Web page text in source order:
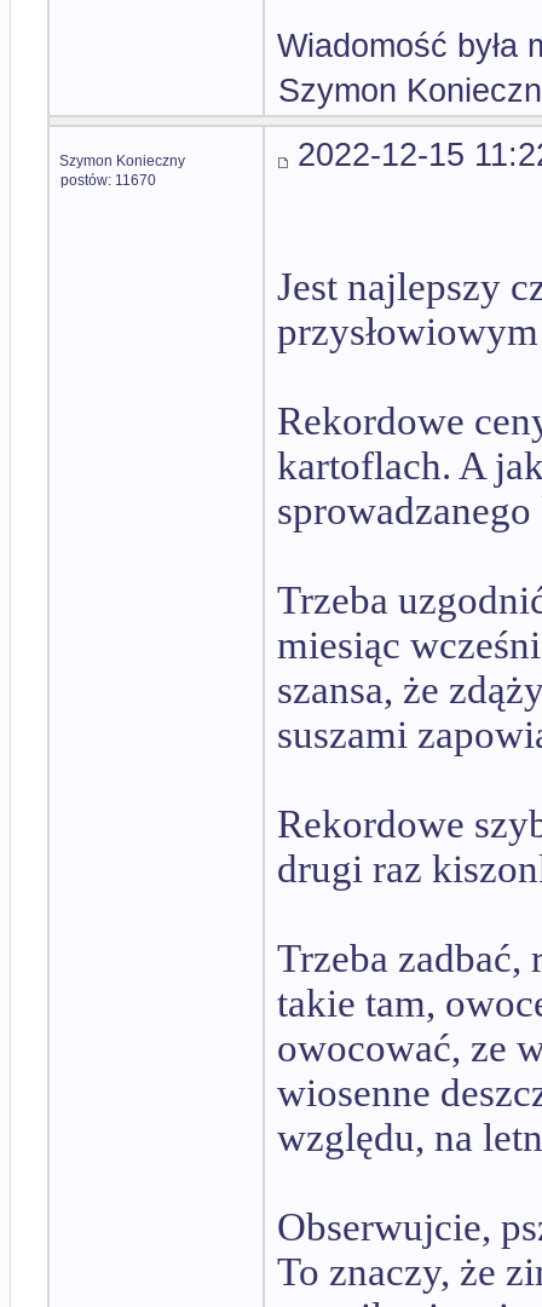
Wiadomość była
Szymon
Szymon Konieczny
postów: 11670
2022-12-15
Jest najlepszy
Rekordowe
kartoflach. A
Trzeba
miesiąc
szansa, że
suszami
Rekordowe
drugi raz
Trzeba
takie tam,
owocować, ze
wiosenne
względu, na
Obserwujcie,
To znaczy, że